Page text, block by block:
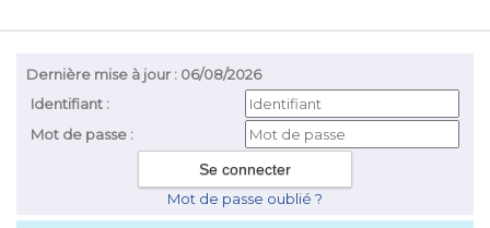
Dernière mise à jour : 06/08/2026
Identifiant :
Mot de passe :
Mot de passe oublié ?